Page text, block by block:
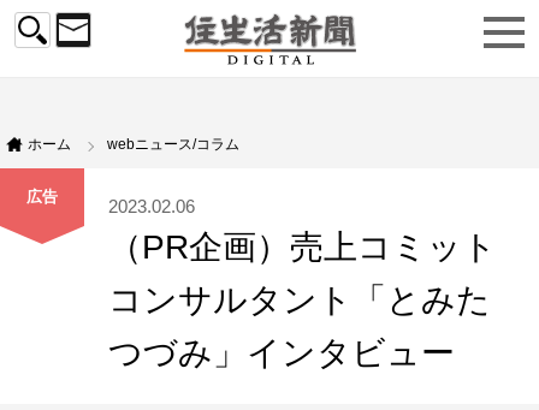
ホーム webニュース/コラム
広告 2023.02.06
（PR企画）売上コミット
コンサルタント「とみた
つづみ」インタビュー